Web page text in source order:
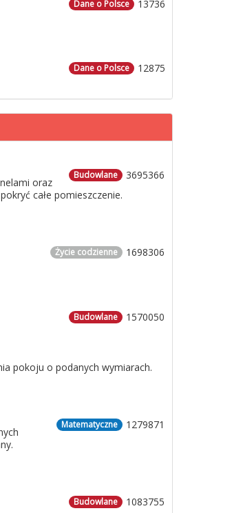
13736
Dane o Polsce
12875
Dane o Polsce
3695366
Budowlane
oraz
całe pomieszczenie.
1698306
Życie codzienne
1570050
Budowlane
pokoju o podanych wymiarach.
1279871
Matematyczne
1083755
Budowlane